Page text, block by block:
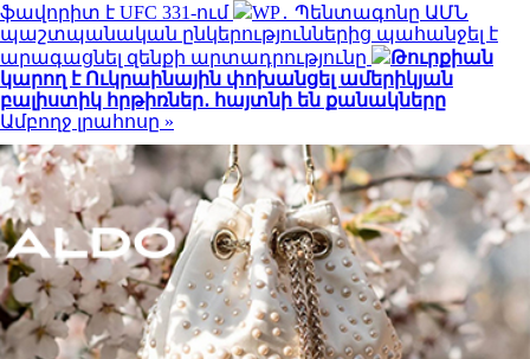
ֆավորիտ է UFC 331-ում
WP․ Պենտագոնը ԱՄՆ
պաշտպանական ընկերություններից պահանջել է
արագացնել զենքի արտադրությունը
Թուրքիան
կարող է Ուկրաինային փոխանցել ամերիկյան
բալիստիկ հրթիռներ․ հայտնի են քանակները
Ամբողջ լրահոսը »